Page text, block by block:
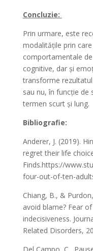
Concluzie:
Prin urmare, este
modalitățile prin
comportamentale
cognitive, dar și
transforme
sau nu, în funcție de
termen scurt și lung.
Bibliografie:
Anderer, J. (2019).
regret their life
Finds.https://
four-out-of-ten-
Chiang, B., &
avoid blame? Fear
indecisiveness.
Related Disorders,